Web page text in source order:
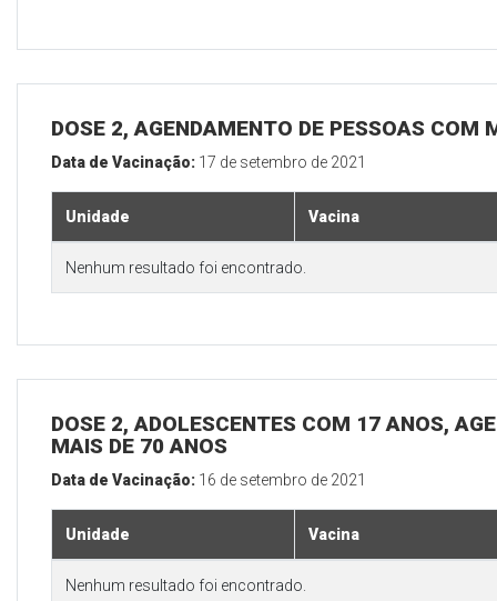
DOSE 2, AGENDAMENTO DE PESSOAS COM
Data de Vacinação: 17 de setembro de 2021
Unidade Vacina
Nenhum resultado foi encontrado.
DOSE 2, ADOLESCENTES COM 17 ANOS,
MAIS DE 70 ANOS
Data de Vacinação: 16 de setembro de 2021
Unidade Vacina
Nenhum resultado foi encontrado.